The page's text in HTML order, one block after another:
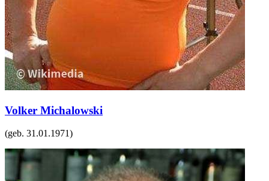
Volker Michalowski
(geb. 31.01.1971)